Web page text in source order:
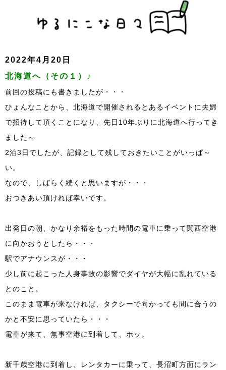
2022年4月20日
北海道へ（その１）♪
前回の投稿にも書きましたが・・・
ひょんなことから、北海道で開催されるとあるイベントに夫婦
で招待して頂くことになり、先日10年ぶりに北海道へ行ってき
ました～
2泊3日でしたが、記録として残しておきたいことがいっぱ～
い。
なので、しばらく続くと思いますが・・・
おつきあい頂ければ幸いです。
出発日の朝、かなり余裕をもった時間の電車に乗って関西空港
に向かおうとしたら・・・
駅でアナウンスが・・・
少し前に起こった人身事故の影響でダイヤが大幅に乱れている
とのこと。
このまま電車が来なければ、タクシーで向かっても間に合うの
かと不安に思っていたら・・・
電車が来て、無事空港に到着して、ホッ。
新千歳空港に到着し、レンタカーに乗って、長沼町方面にラン